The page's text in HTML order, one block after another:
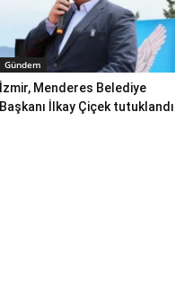
Gündem
İzmir, Menderes Belediye
Başkanı İlkay Çiçek tutuklandı